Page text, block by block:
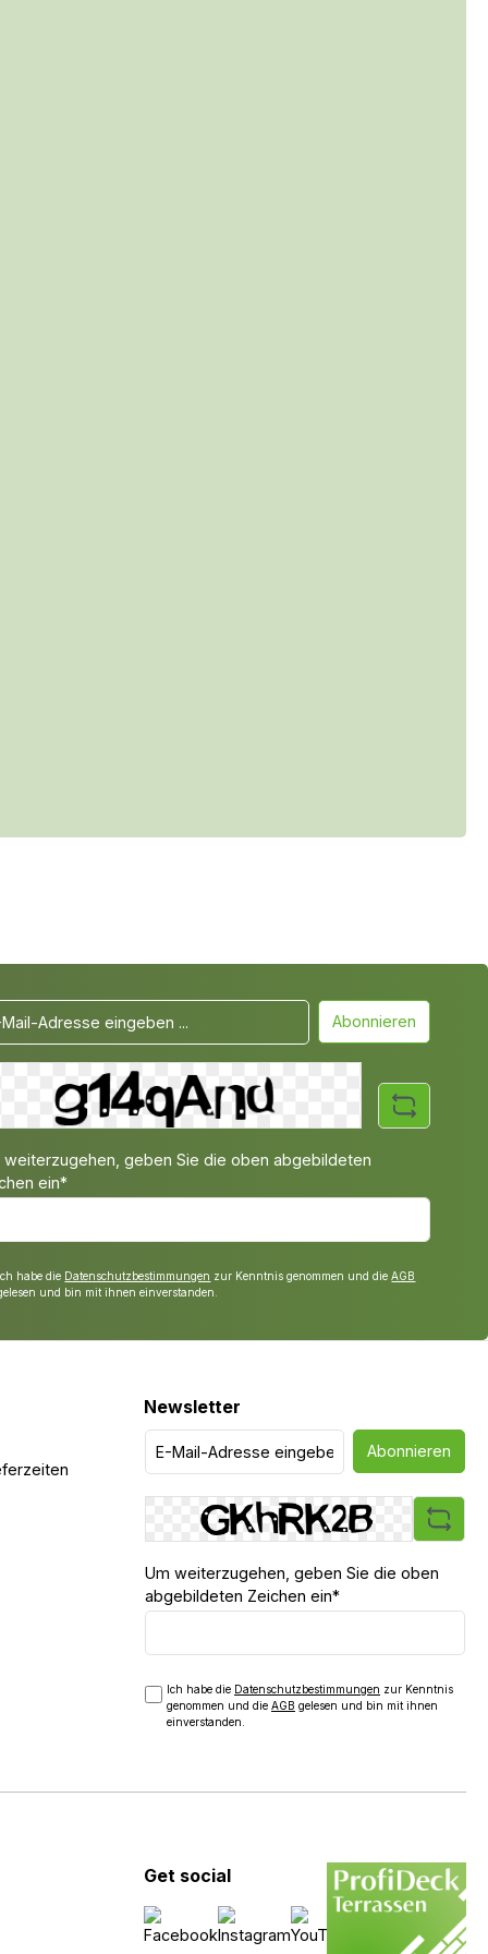
Abonnieren
weiterzugehen, geben Sie die oben abgebildeten
ein*
habe die Datenschutzbestimmungen zur Kenntnis genommen und dieAGB
und bin mit ihnen einverstanden.
Newsletter
Abonnieren
Um weiterzugehen, geben Sie die oben
abgebildeten Zeichen ein*
Ich habe die Datenschutzbestimmungen zur Kenntnis
genommen und die AGB gelesen und bin mit ihnen
einverstanden.
Get social